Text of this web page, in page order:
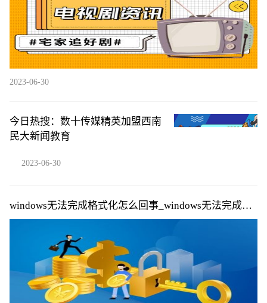
2023-06-30
今日热搜：数十传媒精英加盟西南
民大新闻教育
2023-06-30
windows无法完成格式化怎么回事_windows无法完成格
式化的原因|每日快播